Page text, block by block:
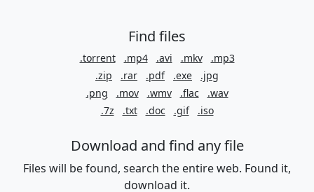
Find files
.torrent .mp4 .avi .mkv
.mp3
.zip
.rar .pdf .exe
.jpg
.png
.mov .wmv .flac
.wav
.7z
.txt .doc .gif .iso
Download and find any file
Files will be found, search the entire web. Found it,
download it.